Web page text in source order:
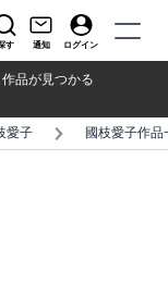
す 通知 ログイン
品が見つかる
愛子 國枝愛子作品